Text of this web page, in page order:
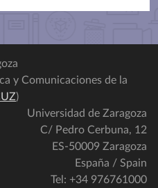
y Comunicaciones de la
)
Universidad de Zaragoza
C/ Pedro Cerbuna, 12
ES-50009 Zaragoza
España / Spain
Tel: +34 976761000